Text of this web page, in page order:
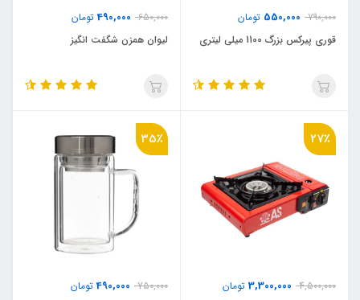
790,000
550,000 تومان
قوری پیرکس بزرگ 1100 میلی لیتری
650,000
490,000تومان
لیوان همزن شگفت انگیز
27٪
4,500,000
3,300,000 تومان
35٪
750,000
490,000تومان